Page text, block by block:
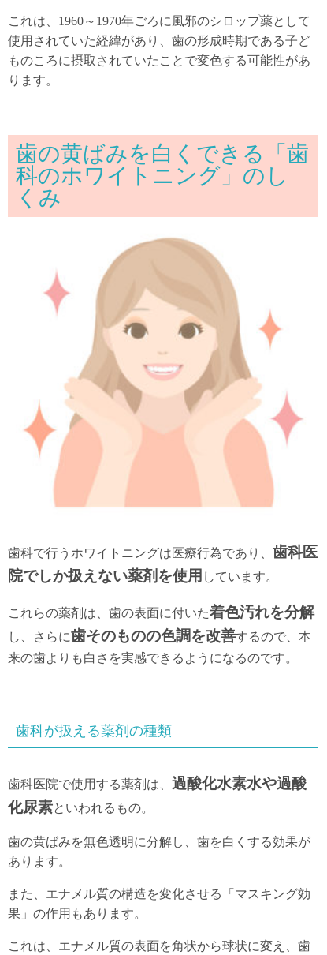
これは、1960～1970年ごろに風邪のシロップ薬として
使用されていた経緯があり、歯の形成時期である子ど
ものころに摂取されていたことで変色する可能性があ
ります。
歯の黄ばみを白くできる「歯
科のホワイトニング」のし
くみ
歯科で行うホワイトニングは医療行為であり、 歯科医
院でしか扱えない薬剤を使用 しています。
これらの薬剤は、歯の表面に付いた着色汚れを分解
し、さらに歯そのものの色調を改善するので、本
来の歯よりも白さを実感できるようになるのです。
歯科が扱える薬剤の種類
歯科医院で使用する薬剤は、 過酸化水素水や過酸
化尿素といわれるもの。
歯の黄ばみを無色透明に分解し、歯を白くする効果が
あります。
また、エナメル質の構造を変化させる「マスキング効
果」の作用もあります。
これは、エナメル質の表面を角状から球状に変え、歯